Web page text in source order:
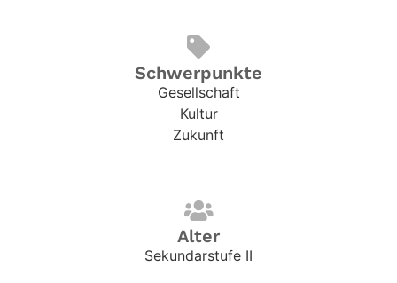
Schwerpunkte
Gesellschaft
Kultur
Zukunft
Alter
Sekundarstufe II